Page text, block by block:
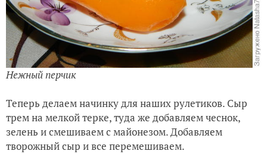
Нежный перчик
Теперь делаем начинку для наших рулетиков. Сыр
трем на мелкой терке, туда же добавляем чеснок,
зелень и смешиваем с майонезом. Добавляем
творожный сыр и все перемешиваем.